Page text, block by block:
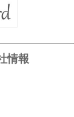
情報